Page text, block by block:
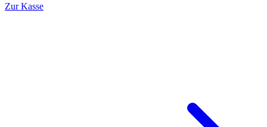
Zur Kasse